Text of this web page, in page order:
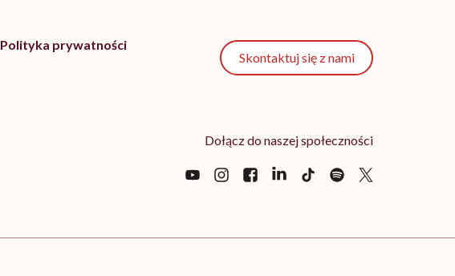
Polityka prywatności
Skontaktuj się z nami
Dołącz do naszej społeczności